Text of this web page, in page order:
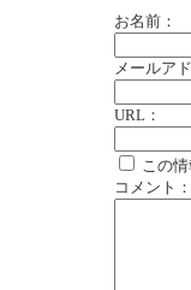
お名前：
メールア
URL：
この
コメント